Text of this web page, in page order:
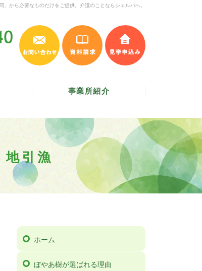
引漁
」から必要なものだけをご提供。介護のことならシェルパへ。
ホーム
ぼやあ樹が選ばれる理由
045-620-5540
受付時間 9:30～17:30／ 定休日 土・日・祝
お問い合わせ 資料請求
事業所紹介